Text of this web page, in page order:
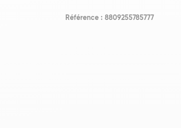
Référence : 8809255785777